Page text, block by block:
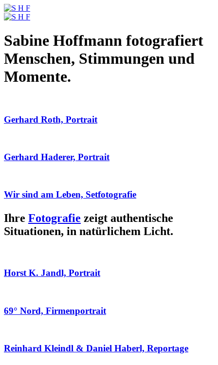
Sabine Hoffmann fotografiert
Menschen, Stimmungen und
Momente.
Gerhard Roth, Portrait
Gerhard Haderer, Portrait
Wir sind am Leben, Setfotografie
Ihre Fotografie zeigt authentische
Situationen, in natürlichem Licht.
Horst K. Jandl, Portrait
69° Nord, Firmenportrait
Reinhard Kleindl & Daniel Haberl, Reportage